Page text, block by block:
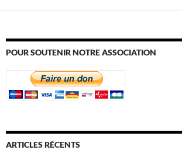
POUR SOUTENIR NOTRE ASSOCIATION
ARTICLES RÉCENTS